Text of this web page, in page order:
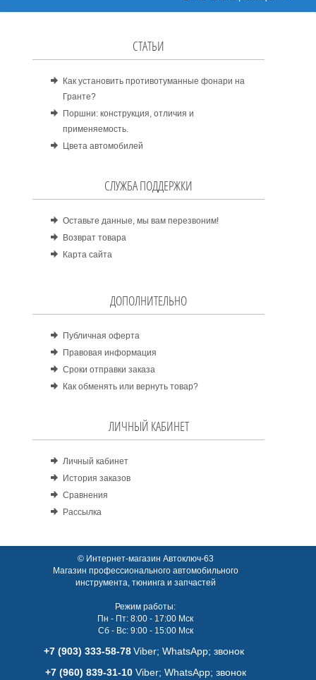
СТАТЬИ
Как установить противотуманные фонари на
Гранте?
Поршни: конструкция, отличия и
применяемость.
Цвета автомобилей
СЛУЖБА ПОДДЕРЖКИ
Оставьте данные, мы вам перезвоним!
Возврат товара
Карта сайта
ДОПОЛНИТЕЛЬНО
Публичная оферта
Правовая информация
Сроки отправки заказа
Как обменять или вернуть товар?
ЛИЧНЫЙ КАБИНЕТ
Личный кабинет
История заказов
Сравнения
Рассылка
© Интернет-магазин Автоключ-63
Магазин профессионального автомобильного
инструмента, тюнинга и запчастей
Режим работы:
Пн - Пт: 8:00 - 17:00 Мск
Сб - Вс: 9:00 - 15:00 Мск
+7 (903) 333-58-78 Viber; WhatsАpp; звонок
+7 (960) 839-31-10Viber; WhatsАpp; звонок